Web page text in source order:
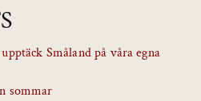
Småland på våra egna
sommar